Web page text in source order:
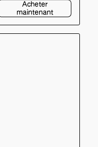
Acheter
maintenant